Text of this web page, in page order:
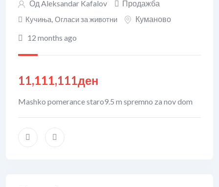
Од Aleksandar Kafalov Продажба
Кучиња, Огласи за животни
Куманово
12 months ago
11,111,111ден
Mashko pomerance staro9.5 m spremno za nov dom